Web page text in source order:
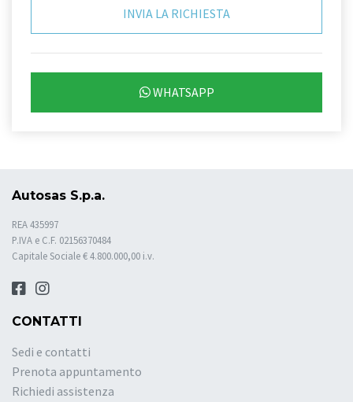
WHATSAPP
Autosas S.p.a.
REA 435997
P.IVA e C.F. 02156370484
Capitale Sociale € 4.800.000,00 i.v.
CONTATTI
Sedi e contatti
Prenota appuntamento
Richiedi assistenza